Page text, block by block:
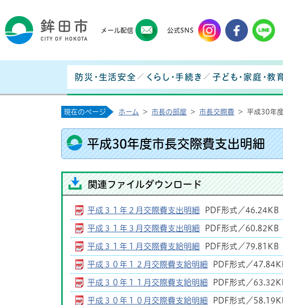
鉾田市
メール配信
鉾田市メールマガジン
公式SNS
鉾
防災・生活安全 くらし・手続き 子ども・家庭・教
現在のページ ホーム > 市長の部屋 > 市長交際費 > 平成30年
平成30年度市長交際費支出明細
関連ファイルダウンロード
平成３１年２月交際費支出明細 PDF形式／46.24KB
平成３１年３月交際費支出明細 PDF形式／60.82KB
平成３１年１月交際費支給明細 PDF形式／79.81KB
平成３０年１２月交際費支給明細 PDF形式／
平成３０年１１月交際費支給明細 PDF形式／
平成３０年１０月交際費支給明細 PDF形式／